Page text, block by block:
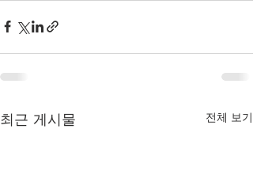
최근 게시물 전체 보기